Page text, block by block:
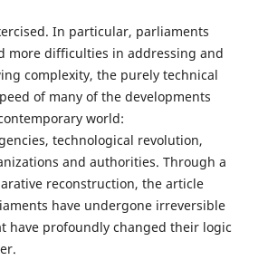
In particular, parliaments
more difficulties in addressing and
complexity, the purely technical
of many of the developments
world:
technological revolution,
and authorities. Through a
reconstruction, the article
have undergone irreversible
have profoundly changed their logic